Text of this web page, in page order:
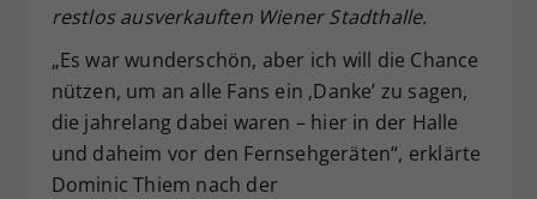
restlos ausverkauften Wiener Stadthalle.
„Es war wunderschön, aber ich will die Chance
nützen, um an alle Fans ein ‚Danke’ zu sagen,
die jahrelang dabei waren – hier in der Halle
und daheim vor den Fernsehgeräten“, erklärte
Dominic Thiem nach der